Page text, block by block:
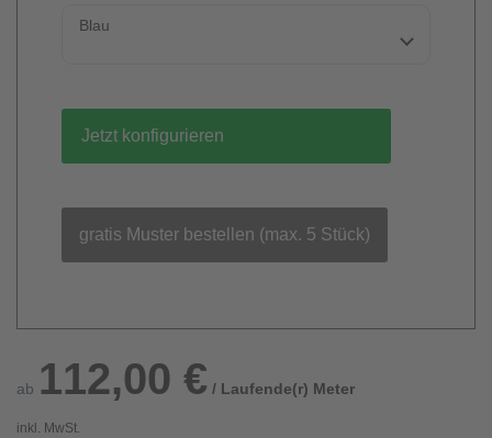
Blau
Jetzt konfigurieren
gratis Muster bestellen (max. 5 Stück)
ab 112,00 € / Laufende(r) Meter
inkl. MwSt.